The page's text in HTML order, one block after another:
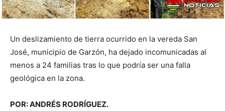
Un deslizamiento de tierra ocurrido en la vereda San
José, municipio de Garzón, ha dejado incomunicadas al
menos a 24 familias tras lo que podría ser una falla
geológica en la zona.
POR: ANDRÉS RODRÍGUEZ.